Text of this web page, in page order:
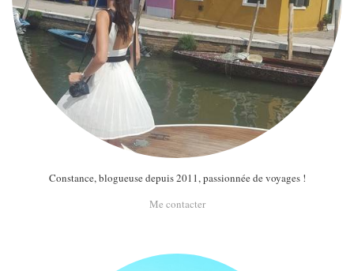
Constance, blogueuse depuis 2011, passionnée de voyages !
Me contacter